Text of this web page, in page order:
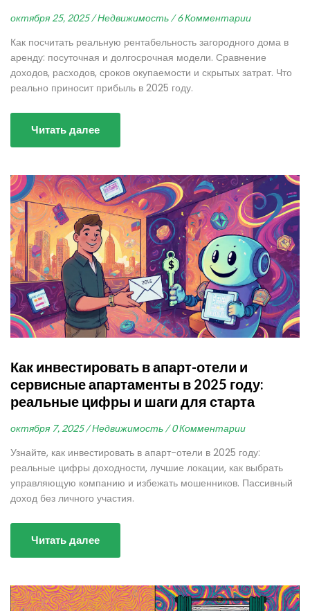
октября 25, 2025 / Недвижимость / 6 Комментарии
Как посчитать реальную рентабельность загородного дома в
аренду: посуточная и долгосрочная модели. Сравнение
доходов, расходов, сроков окупаемости и скрытых затрат. Что
реально приносит прибыль в 2025 году.
Читать далее
Как инвестировать в апарт-отели и
сервисные апартаменты в 2025 году:
реальные цифры и шаги для старта
октября 7, 2025 / Недвижимость / 0 Комментарии
Узнайте, как инвестировать в апарт-отели в 2025 году:
реальные цифры доходности, лучшие локации, как выбрать
управляющую компанию и избежать мошенников. Пассивный
доход без личного участия.
Читать далее